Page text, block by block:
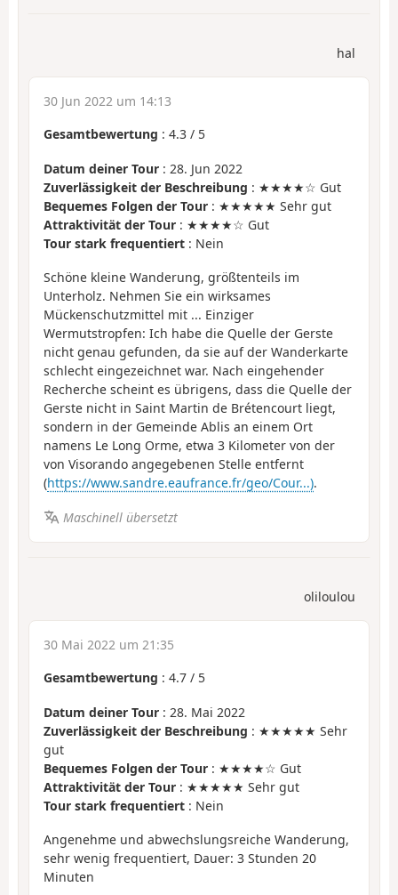
hal
30 Jun 2022 um 14:13
Gesamtbewertung : 4.3 / 5
Datum deiner Tour : 28. Jun 2022
Zuverlässigkeit der Beschreibung : ★★★★☆ Gut
Bequemes Folgen der Tour : ★★★★★ Sehr gut
Attraktivität der Tour : ★★★★☆ Gut
Tour stark frequentiert : Nein
Schöne kleine Wanderung, größtenteils im
Unterholz. Nehmen Sie ein wirksames
Mückenschutzmittel mit ... Einziger
Wermutstropfen: Ich habe die Quelle der Gerste
nicht genau gefunden, da sie auf der Wanderkarte
schlecht eingezeichnet war. Nach eingehender
Recherche scheint es übrigens, dass die Quelle der
Gerste nicht in Saint Martin de Brétencourt liegt,
sondern in der Gemeinde Ablis an einem Ort
namens Le Long Orme, etwa 3 Kilometer von der
von Visorando angegebenen Stelle entfernt
(https://www.sandre.eaufrance.fr/geo/Cour...).
Maschinell übersetzt
oliloulou
30 Mai 2022 um 21:35
Gesamtbewertung : 4.7 / 5
Datum deiner Tour : 28. Mai 2022
Zuverlässigkeit der Beschreibung : ★★★★★ Sehr
gut
Bequemes Folgen der Tour : ★★★★☆ Gut
Attraktivität der Tour : ★★★★★ Sehr gut
Tour stark frequentiert : Nein
Angenehme und abwechslungsreiche Wanderung,
sehr wenig frequentiert, Dauer: 3 Stunden 20
Minuten